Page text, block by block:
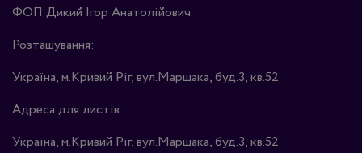
ФОП Дикий Ігор Анатолійович
Розташування:
Україна, м.Кривий Ріг, вул.Маршака, буд.3, кв.52
Адреса для листів:
Україна, м.Кривий Ріг, вул.Маршака, буд.3, кв.52